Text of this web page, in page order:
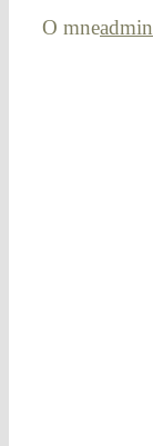
O mneadmin